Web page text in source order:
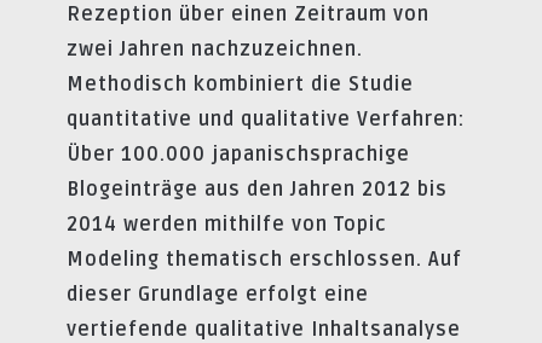
Rezeption über einen Zeitraum von
zwei Jahren nachzuzeichnen.
Methodisch kombiniert die Studie
quantitative und qualitative Verfahren:
Über 100.000 japanischsprachige
Blogeinträge aus den Jahren 2012 bis
2014 werden mithilfe von Topic
Modeling thematisch erschlossen. Auf
dieser Grundlage erfolgt eine
vertiefende qualitative Inhaltsanalyse